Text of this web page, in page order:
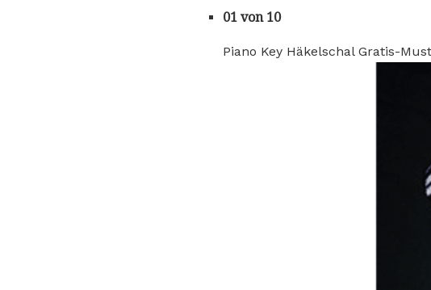
01 von 10
Piano Key Häkelschal Gratis-